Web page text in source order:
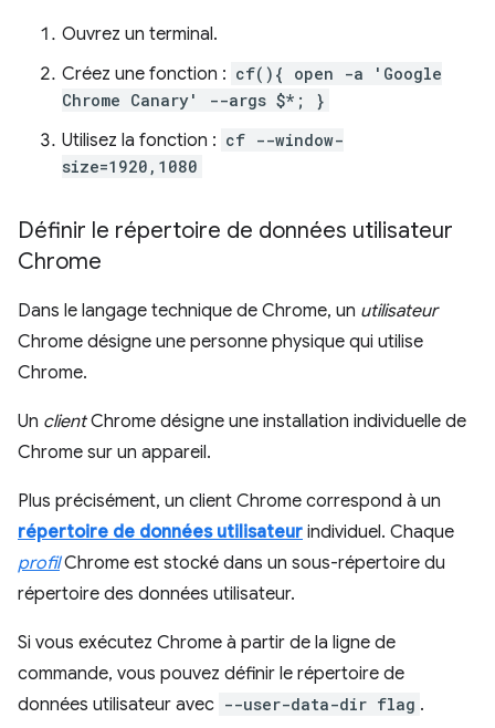
Ouvrez un terminal.
Créez une fonction : cf(){ open -a 'Google
Chrome Canary' --args $*; }
Utilisez la fonction : cf --window-
size=1920,1080
Définir le répertoire de données utilisateur
Chrome
Dans le langage technique de Chrome, un utilisateur
Chrome désigne une personne physique qui utilise
Chrome.
Un clientChrome désigne une installation individuelle de
Chrome sur un appareil.
Plus précisément, un client Chrome correspond à un
répertoire de données utilisateur individuel. Chaque
profilChrome est stocké dans un sous-répertoire du
répertoire des données utilisateur.
Si vous exécutez Chrome à partir de la ligne de
commande, vous pouvez définir le répertoire de
données utilisateur avec --user-data-dir flag .